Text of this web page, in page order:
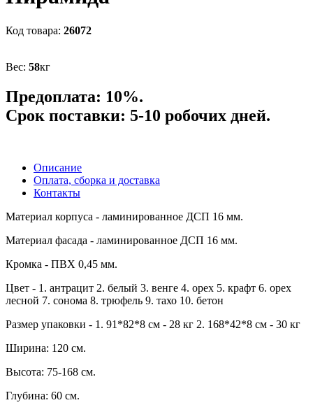
26072
58кг
Предоплата: 10%.
Срок поставки: 5-10 робочих дней.
Описание
Оплата, сборка и доставка
Контакты
Материал корпуса - ламинированное ДСП 16 мм.
Материал фасада - ламинированное ДСП 16 мм.
Кромка - ПВХ 0,45 мм.
Цвет - 1. антрацит 2. белый 3. венге 4. орех 5. крафт 6. орех
лесной 7. сонома 8. трюфель 9. тахо 10. бетон
Размер упаковки - 1. 91*82*8 см - 28 кг 2. 168*42*8 см - 30 кг
Ширина: 120 см.
Высота: 75-168 см.
Глубина: 60 см.